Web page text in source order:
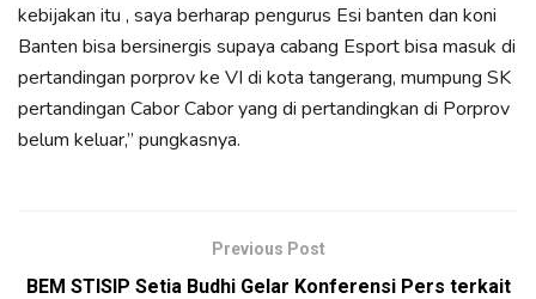
kebijakan itu , saya berharap pengurus Esi banten dan koni
Banten bisa bersinergis supaya cabang Esport bisa masuk di
pertandingan porprov ke VI di kota tangerang, mumpung SK
pertandingan Cabor Cabor yang di pertandingkan di Porprov
belum keluar,” pungkasnya.
Previous Post
BEM STISIP Setia Budhi Gelar Konferensi Pers terkait